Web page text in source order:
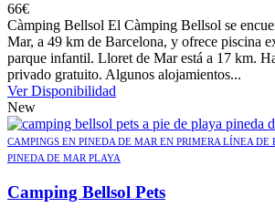
66€
Càmping Bellsol El Càmping Bellsol se
Mar, a 49 km de Barcelona, y ofrece piscina
parque infantil. Lloret de Mar está a 17 km.
privado gratuito. Algunos alojamientos...
Ver Disponibilidad
New
CAMPINGS EN PINEDA DE MAR EN PRIMERA LÍNEA DE
PINEDA DE MAR PLAYA
Camping Bellsol Pets